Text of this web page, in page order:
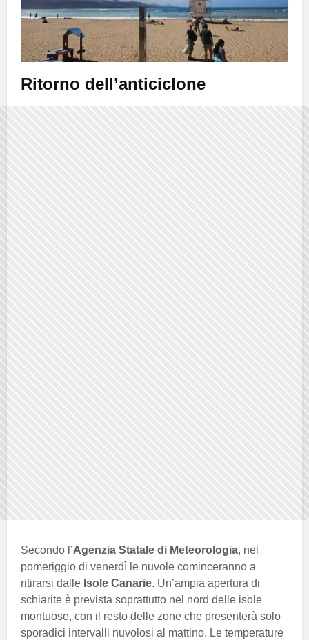
Ritorno dell’anticiclone
Secondo l’Agenzia Statale di Meteorologia, nel
pomeriggio di venerdì le nuvole cominceranno a
ritirarsi dalle Isole Canarie. Un’ampia apertura di
schiarite è prevista soprattutto nel nord delle isole
montuose, con il resto delle zone che presenterà solo
sporadici intervalli nuvolosi al mattino. Le temperature